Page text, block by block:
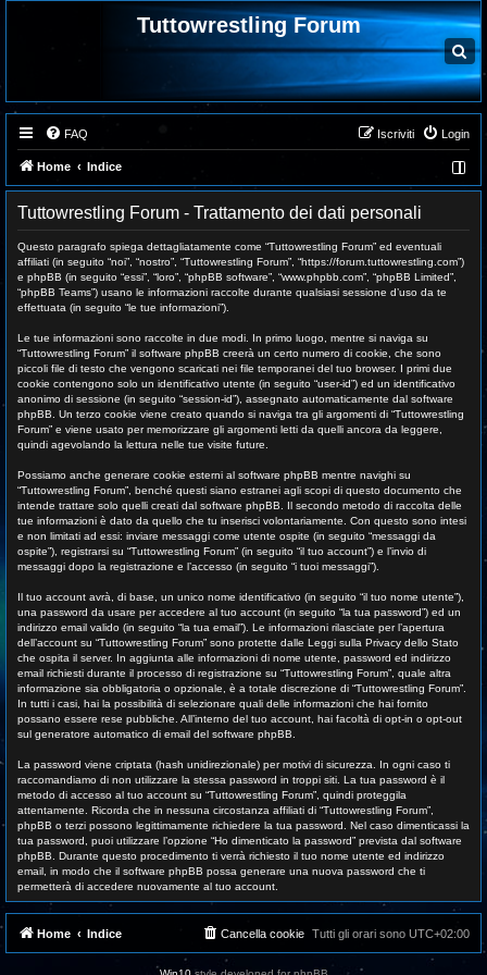
Tuttowrestling Forum
C
e
r
c
a
FAQ Login
Iscriviti
Home Indice
Tuttowrestling Forum - Trattamento dei dati personali
Questo paragrafo spiega dettagliatamente come “Tuttowrestling Forum” ed eventuali
affiliati (in seguito “noi”, “nostro”, “Tuttowrestling Forum”, “https://forum.tuttowrestling.com”)
e phpBB (in seguito “essi”, “loro”, “phpBB software”, “www.phpbb.com”, “phpBB Limited”,
“phpBB Teams”) usano le informazioni raccolte durante qualsiasi sessione d’uso da te
effettuata (in seguito “le tue informazioni”).
Le tue informazioni sono raccolte in due modi. In primo luogo, mentre si naviga su
“Tuttowrestling Forum” il software phpBB creerà un certo numero di cookie, che sono
piccoli file di testo che vengono scaricati nei file temporanei del tuo browser. I primi due
cookie contengono solo un identificativo utente (in seguito “user-id”) ed un identificativo
anonimo di sessione (in seguito “session-id”), assegnato automaticamente dal software
phpBB. Un terzo cookie viene creato quando si naviga tra gli argomenti di “Tuttowrestling
Forum” e viene usato per memorizzare gli argomenti letti da quelli ancora da leggere,
quindi agevolando la lettura nelle tue visite future.
Possiamo anche generare cookie esterni al software phpBB mentre navighi su
“Tuttowrestling Forum”, benché questi siano estranei agli scopi di questo documento che
intende trattare solo quelli creati dal software phpBB. Il secondo metodo di raccolta delle
tue informazioni è dato da quello che tu inserisci volontariamente. Con questo sono intesi
e non limitati ad essi: inviare messaggi come utente ospite (in seguito “messaggi da
ospite”), registrarsi su “Tuttowrestling Forum” (in seguito “il tuo account”) e l’invio di
messaggi dopo la registrazione e l’accesso (in seguito “i tuoi messaggi”).
Il tuo account avrà, di base, un unico nome identificativo (in seguito “il tuo nome utente”),
una password da usare per accedere al tuo account (in seguito “la tua password”) ed un
indirizzo email valido (in seguito “la tua email”). Le informazioni rilasciate per l’apertura
dell’account su “Tuttowrestling Forum” sono protette dalle Leggi sulla Privacy dello Stato
che ospita il server. In aggiunta alle informazioni di nome utente, password ed indirizzo
email richiesti durante il processo di registrazione su “Tuttowrestling Forum”, quale altra
informazione sia obbligatoria o opzionale, è a totale discrezione di “Tuttowrestling Forum”.
In tutti i casi, hai la possibilità di selezionare quali delle informazioni che hai fornito
possano essere rese pubbliche. All’interno del tuo account, hai facoltà di opt-in o opt-out
sul generatore automatico di email del software phpBB.
La password viene criptata (hash unidirezionale) per motivi di sicurezza. In ogni caso ti
raccomandiamo di non utilizzare la stessa password in troppi siti. La tua password è il
metodo di accesso al tuo account su “Tuttowrestling Forum”, quindi proteggila
attentamente. Ricorda che in nessuna circostanza affiliati di “Tuttowrestling Forum”,
phpBB o terzi possono legittimamente richiedere la tua password. Nel caso dimenticassi la
tua password, puoi utilizzare l’opzione “Ho dimenticato la password” prevista dal software
phpBB. Durante questo procedimento ti verrà richiesto il tuo nome utente ed indirizzo
email, in modo che il software phpBB possa generare una nuova password che ti
permetterà di accedere nuovamente al tuo account.
Home Indice Tutti gli orari sono UTC+02:00
Cancella cookie